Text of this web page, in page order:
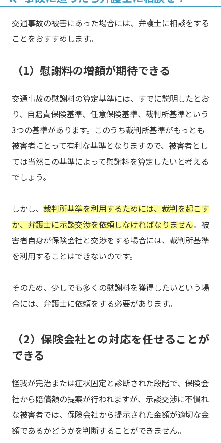
交通事故の被害にあった場合には、弁護士に相談をする
ことをおすすめします。
（1）慰謝料の増額が期待できる
交通事故の慰謝料の算定基準には、すでに説明したとお
り、自賠責保険基準、任意保険基準、裁判所基準という
3つの基準があります。このうち裁判所基準がもっとも
被害者にとって有利な基準となりますので、被害者とし
ては当然この基準によって慰謝料を算定したいと考える
でしょう。
しかし、 裁判所基準を利用するためには、裁判を起こす
か、弁護士に示談交渉を依頼しなければなりません。被
害者自身が保険会社と交渉をする場合には、裁判所基準
を利用することはできないのです。
そのため、少しでも多くの慰謝料を獲得したいという場
合には、弁護士に依頼をする必要があります。
（2）保険会社との対応を任せることが
できる
怪我が完治または症状固定と診断された段階で、保険会
社から賠償額の提案が行われますが、示談交渉に不慣れ
な被害者では、保険会社から提示された金額が適切な金
額であるかどうかを判断することができません。